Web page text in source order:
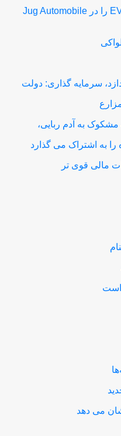
Samsung SDI خط تولید زیلوفون EV را در Jug Automobile
مشکوک به آدم ربایی،
را به اشتراک می گذارد
مالی قوی تر
می دهد